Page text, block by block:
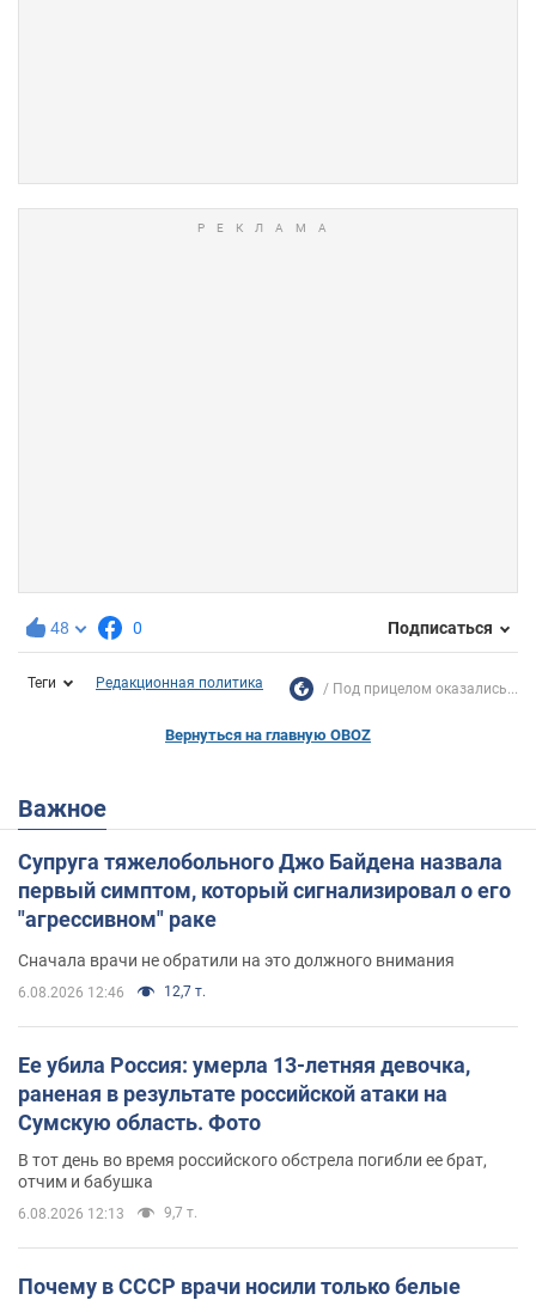
48 0 Подписаться
Теги Редакционная политика Под прицелом оказались...
Вернуться на главную OBOZ
Важное
Супруга тяжелобольного Джо Байдена назвала
первый симптом, который сигнализировал о его
"агрессивном" раке
Сначала врачи не обратили на это должного внимания
6.08.2026 12:46 12,7 т.
Ее убила Россия: умерла 13-летняя девочка,
раненая в результате российской атаки на
Сумскую область. Фото
В тот день во время российского обстрела погибли ее брат,
отчим и бабушка
6.08.2026 12:13 9,7 т.
Почему в СССР врачи носили только белые